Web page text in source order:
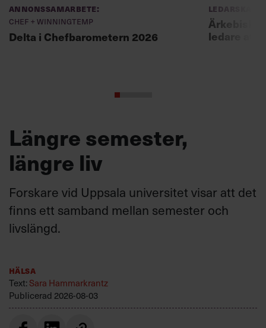
Annonssamarbete:
Chef + Winningtemp
Delta i Chefbarometern 2026
Ledarskap
ledare att
Längre semester,
längre liv
Forskare vid Uppsala universitet visar att det
finns ett samband mellan semester och
livslängd.
Hälsa
Text: Sara Hammarkrantz
Publicerad 2026-08-03